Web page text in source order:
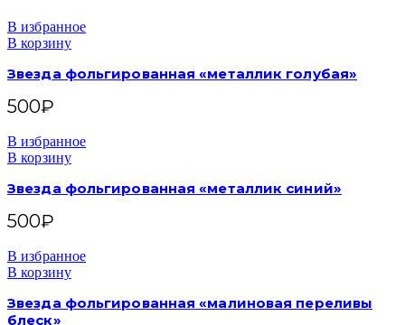
В избранное
В корзину
Звезда фольгированная «металлик голубая»
500₽
В избранное
В корзину
Звезда фольгированная «металлик синий»
500₽
В избранное
В корзину
Звезда фольгированная «малиновая переливы
блеск»